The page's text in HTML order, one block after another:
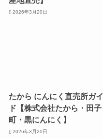
2026年3月20日
たから にんにく直売所ガイ
ド【株式会社たから・田子
町・黒にんにく】
2026年3月20日